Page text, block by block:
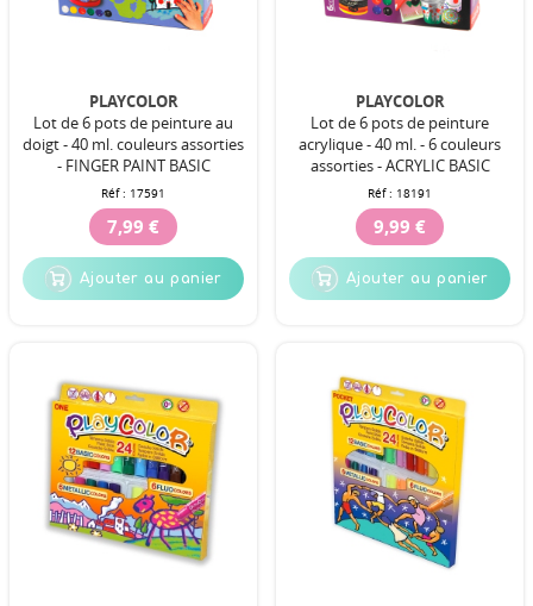
PLAYCOLOR
Lot de 6 pots de peinture au
doigt - 40 ml. couleurs assorties
- FINGER PAINT BASIC
Réf : 17591
7,99 €
Ajouter au panier
PLAYCOLOR
Lot de 6 pots de peinture
acrylique - 40 ml. - 6 couleurs
assorties - ACRYLIC BASIC
Réf : 18191
9,99 €
Ajouter au panier